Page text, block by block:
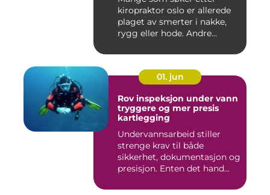
kiropraktor oslo er allerede
plaget av smerter i nakke,
rygg eller hode. Andre...
01. jun
Rov inspeksjon under vann
tryggere og mer presis
kartlegging
Undervannsarbeid stiller
strenge krav til både
sikkerhet, dokumentasjon og
presisjon. Enten det hand...